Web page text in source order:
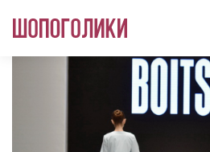
Перейти к основному содержанию